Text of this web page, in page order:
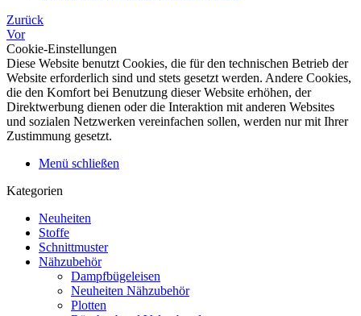
Zurück
Vor
Cookie-Einstellungen
Diese Website benutzt Cookies, die für den technischen Betrieb der
Website erforderlich sind und stets gesetzt werden. Andere Cookies,
die den Komfort bei Benutzung dieser Website erhöhen, der
Direktwerbung dienen oder die Interaktion mit anderen Websites
und sozialen Netzwerken vereinfachen sollen, werden nur mit Ihrer
Zustimmung gesetzt.
Menü schließen
Kategorien
Neuheiten
Stoffe
Schnittmuster
Nähzubehör
Dampfbügeleisen
Neuheiten Nähzubehör
Plotten